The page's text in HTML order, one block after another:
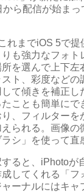
ら配信が始ま
れまでiOS 5で提
も強力なフォト
を選んで上下左
ト、彩度などの
て傾きを補正し
ことも簡単にで
、フィルターを
られる。画像の
シ」を使って直
ると、iPhotoが
してくれる「フ
ーナルにはキャ